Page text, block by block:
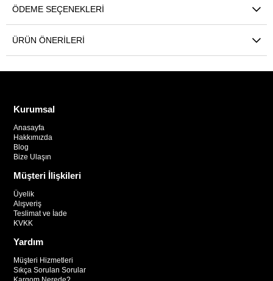
ÖDEME SEÇENEKLERI
ÜRÜN ÖNERILERI
Kurumsal
Anasayfa
Hakkımızda
Blog
Bize Ulaşın
Müşteri İlişkileri
Üyelik
Alışveriş
Teslimat ve İade
KVKK
Yardım
Müşteri Hizmetleri
Sıkça Sorulan Sorular